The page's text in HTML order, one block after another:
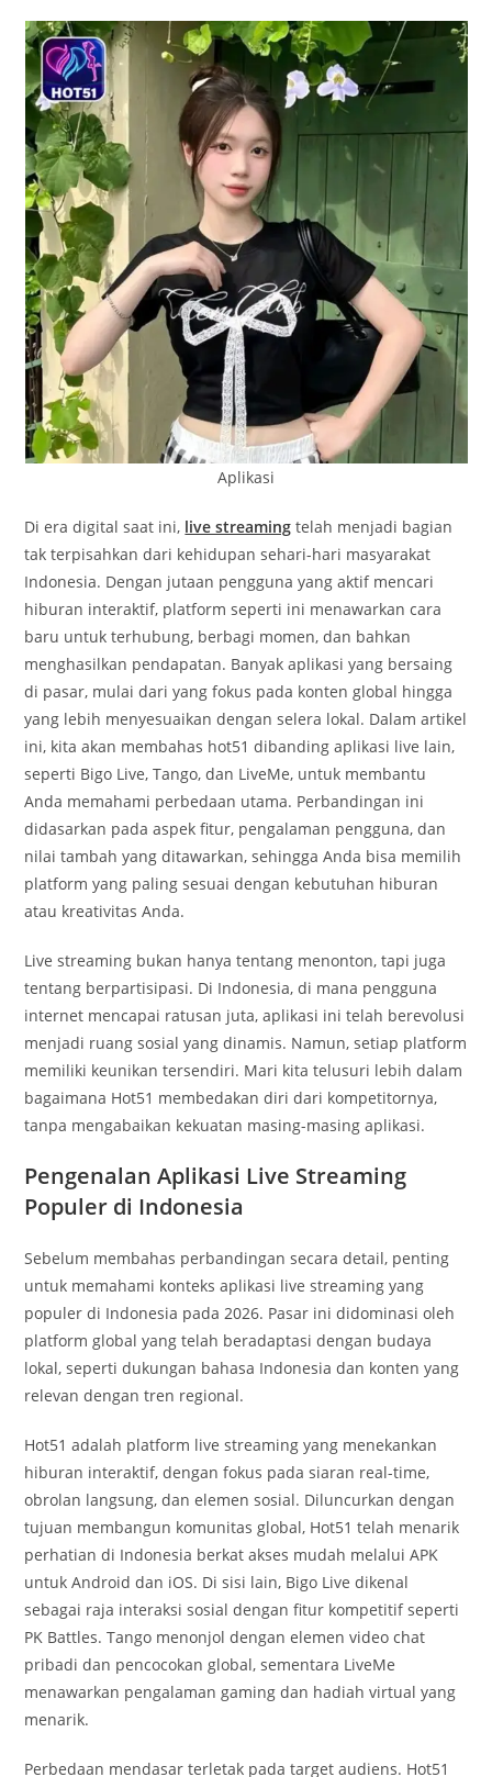
Aplikasi
Di era digital saat ini, live streaming telah menjadi bagian
tak terpisahkan dari kehidupan sehari-hari masyarakat
Indonesia. Dengan jutaan pengguna yang aktif mencari
hiburan interaktif, platform seperti ini menawarkan cara
baru untuk terhubung, berbagi momen, dan bahkan
menghasilkan pendapatan. Banyak aplikasi yang bersaing
di pasar, mulai dari yang fokus pada konten global hingga
yang lebih menyesuaikan dengan selera lokal. Dalam artikel
ini, kita akan membahas hot51 dibanding aplikasi live lain,
seperti Bigo Live, Tango, dan LiveMe, untuk membantu
Anda memahami perbedaan utama. Perbandingan ini
didasarkan pada aspek fitur, pengalaman pengguna, dan
nilai tambah yang ditawarkan, sehingga Anda bisa memilih
platform yang paling sesuai dengan kebutuhan hiburan
atau kreativitas Anda.
Live streaming bukan hanya tentang menonton, tapi juga
tentang berpartisipasi. Di Indonesia, di mana pengguna
internet mencapai ratusan juta, aplikasi ini telah berevolusi
menjadi ruang sosial yang dinamis. Namun, setiap platform
memiliki keunikan tersendiri. Mari kita telusuri lebih dalam
bagaimana Hot51 membedakan diri dari kompetitornya,
tanpa mengabaikan kekuatan masing-masing aplikasi.
Pengenalan Aplikasi Live Streaming
Populer di Indonesia
Sebelum membahas perbandingan secara detail, penting
untuk memahami konteks aplikasi live streaming yang
populer di Indonesia pada 2026. Pasar ini didominasi oleh
platform global yang telah beradaptasi dengan budaya
lokal, seperti dukungan bahasa Indonesia dan konten yang
relevan dengan tren regional.
Hot51 adalah platform live streaming yang menekankan
hiburan interaktif, dengan fokus pada siaran real-time,
obrolan langsung, dan elemen sosial. Diluncurkan dengan
tujuan membangun komunitas global, Hot51 telah menarik
perhatian di Indonesia berkat akses mudah melalui APK
untuk Android dan iOS. Di sisi lain, Bigo Live dikenal
sebagai raja interaksi sosial dengan fitur kompetitif seperti
PK Battles. Tango menonjol dengan elemen video chat
pribadi dan pencocokan global, sementara LiveMe
menawarkan pengalaman gaming dan hadiah virtual yang
menarik.
Perbedaan mendasar terletak pada target audiens. Hot51